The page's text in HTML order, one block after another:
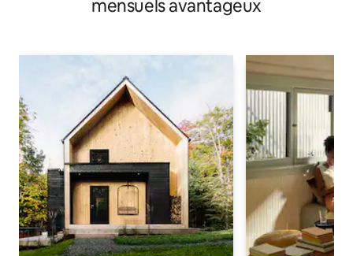
mensuels avantageux